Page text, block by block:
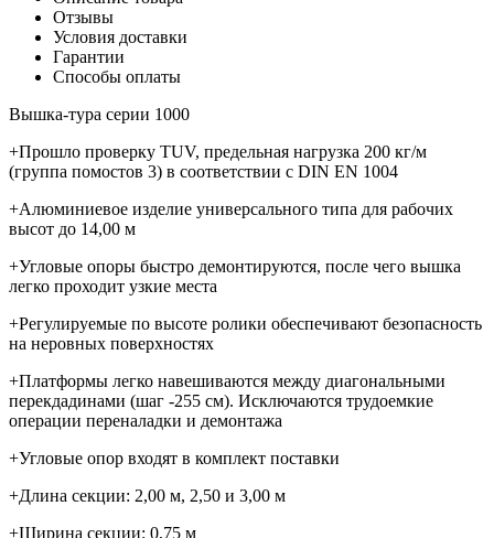
Отзывы
Условия доставки
Гарантии
Способы оплаты
Вышка-тура серии 1000
+Прошло проверку TUV, предельная нагрузка 200 кг/м
(группа помостов 3) в соответствии с DIN EN 1004
+Алюминиевое изделие универсального типа для рабочих
высот до 14,00 м
+Угловые опоры быстро демонтируются, после чего вышка
легко проходит узкие места
+Регулируемые по высоте ролики обеспечивают безопасность
на неровных поверхностях
+Платформы легко навешиваются между диагональными
перекдадинами (шаг -255 см). Исключаются трудоемкие
операции переналадки и демонтажа
+Угловые опор входят в комплект поставки
+Длина секции: 2,00 м, 2,50 и 3,00 м
+Ширина секции: 0,75 м